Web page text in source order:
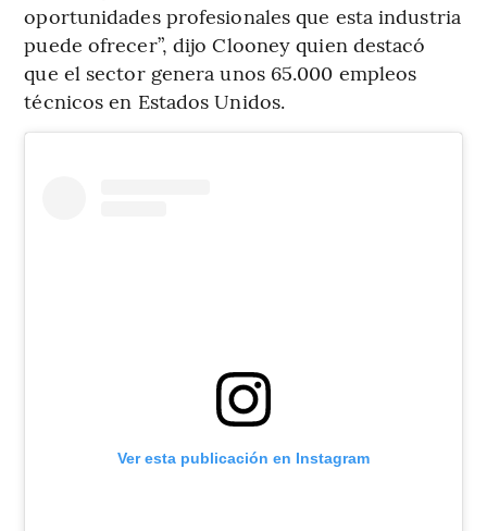
oportunidades profesionales que esta industria
puede ofrecer”, dijo Clooney quien destacó
que el sector genera unos 65.000 empleos
técnicos en Estados Unidos.
Ver esta publicación en Instagram